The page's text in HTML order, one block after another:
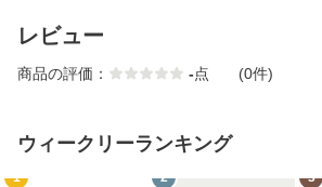
レビュー
商品の評価： -点 (0件)
ウィークリーランキング
1 2 3